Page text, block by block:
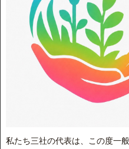
私たち三社の代表は、この度一